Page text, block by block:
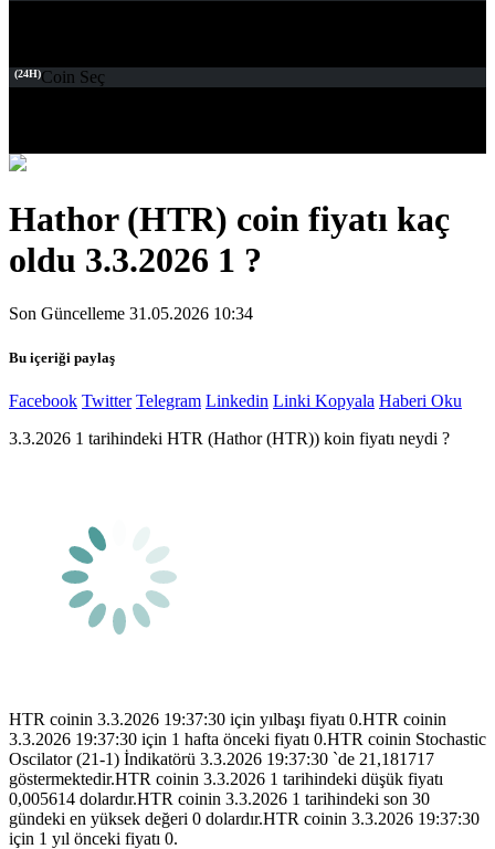
(24H)Coin Seç
Hathor (HTR) coin fiyatı kaç
oldu 3.3.2026 1 ?
Son Güncelleme 31.05.2026 10:34
Bu içeriği paylaş
Facebook Twitter Telegram Linkedin Linki Kopyala Haberi Oku
3.3.2026 1 tarihindeki HTR (Hathor (HTR)) koin fiyatı neydi ?
HTR coinin 3.3.2026 19:37:30 için yılbaşı fiyatı 0.HTR coinin
3.3.2026 19:37:30 için 1 hafta önceki fiyatı 0.HTR coinin Stochastic
Oscilator (21-1) İndikatörü 3.3.2026 19:37:30 `de 21,181717
göstermektedir.HTR coinin 3.3.2026 1 tarihindeki düşük fiyatı
0,005614 dolardır.HTR coinin 3.3.2026 1 tarihindeki son 30
gündeki en yüksek değeri 0 dolardır.HTR coinin 3.3.2026 19:37:30
için 1 yıl önceki fiyatı 0.